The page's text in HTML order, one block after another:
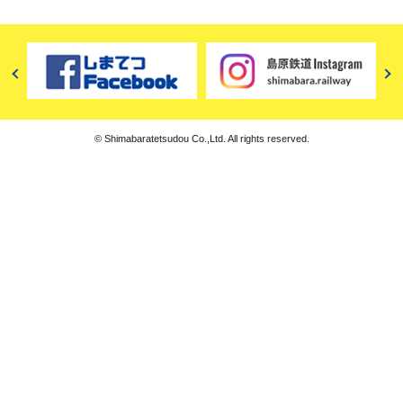
© Shimabaratetsudou Co.,Ltd. All rights reserved.